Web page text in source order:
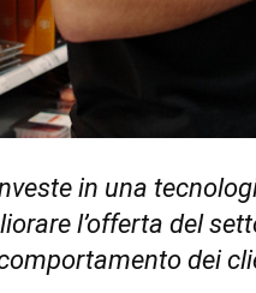
in una
l’offerta del
dei